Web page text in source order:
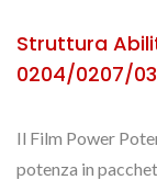
Struttura
0204/0207/
Il Film Power
potenza in